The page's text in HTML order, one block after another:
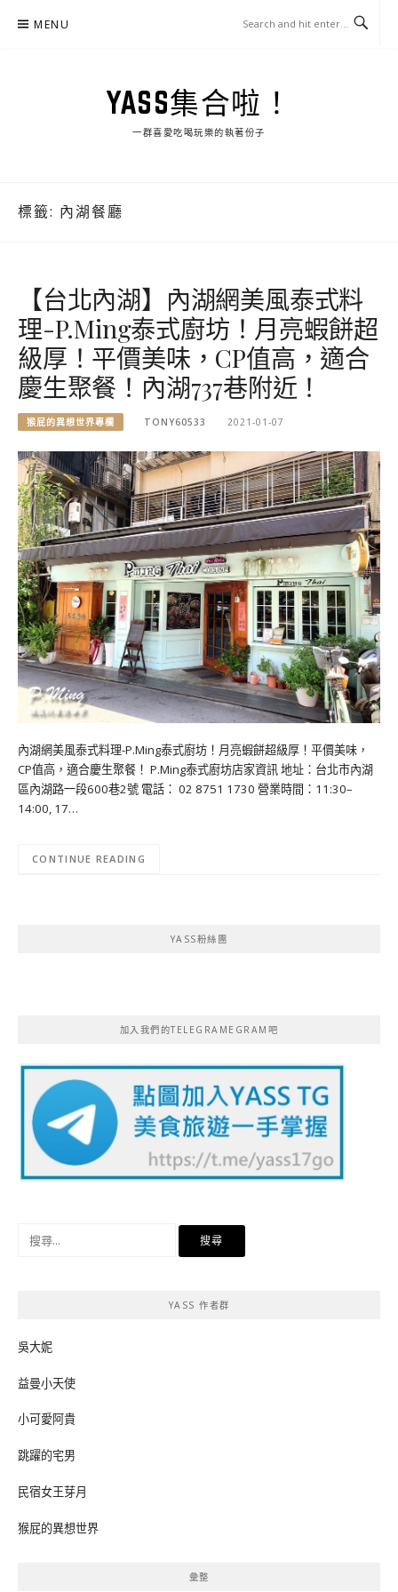
MENU
YASS集合啦！
一群喜愛吃喝玩樂的執著份子
標籤: 內湖餐廳
【台北內湖】內湖網美風泰式料
理-P.Ming泰式廚坊！月亮蝦餅超
級厚！平價美味，CP值高，適合
慶生聚餐！內湖737巷附近！
猴屁的異想世界專欄 TONY60533 2021-01-07
內湖網美風泰式料理-P.Ming泰式廚坊！月亮蝦餅超級厚！平價美味，
CP值高，適合慶生聚餐！ P.Ming泰式廚坊店家資訊 地址：台北市內湖
區內湖路一段600巷2號 電話： 02 8751 1730 營業時間：11:30–
14:00, 17…
CONTINUE READING
YASS粉絲團
加入我們的TELEGRAMEGRAM吧
YASS 作者群
吳大妮
益曼小天使
小可愛阿貴
跳躍的宅男
民宿女王芽月
猴屁的異想世界
彙整